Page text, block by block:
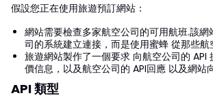
假設您正在使用旅遊預訂網站：
網站需要檢查多家航空公司的可用航班.該
司的系統建立連接，而是使用蜜蜂 從那些航
旅遊網站製作了一個要求 向航空公司的 API
價信息，以及航空公司的 API回應 以及網站
API 類型